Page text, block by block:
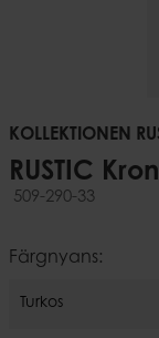
KOLLEKTIONEN
RUSTIC
509-290-33
Färgnyans:
Turkos